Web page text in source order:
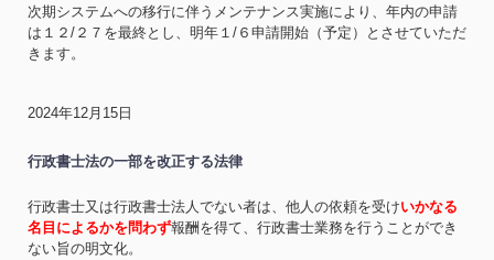
次期システムへの移行に伴うメンテナンス実施により、年内の申請
は１２/２７を最終とし、明年１/６申請開始（予定）とさせていただ
きます。
2024年12月15日
行政書士法の一部を改正する法律
行政書士又は行政書士法人でない者は、他人の依頼を受けいかなる
名目によるかを問わず報酬を得て、行政書士業務を行うことができ
ない旨の明文化。